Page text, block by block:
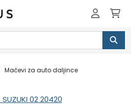
Mačevi za auto daljince